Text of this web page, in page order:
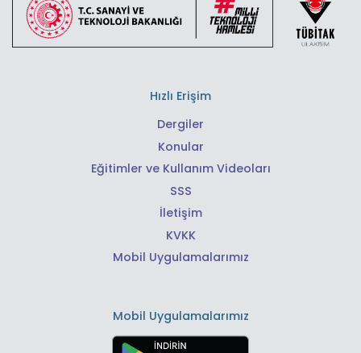
Hızlı Erişim
Dergiler
Konular
Eğitimler ve Kullanım Videoları
SSS
İletişim
KVKK
Mobil Uygulamalarımız
Mobil Uygulamalarımız